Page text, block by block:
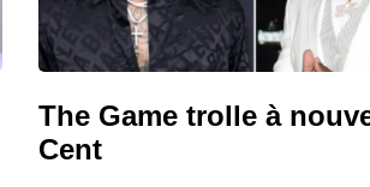
The Game trolle à
Cent